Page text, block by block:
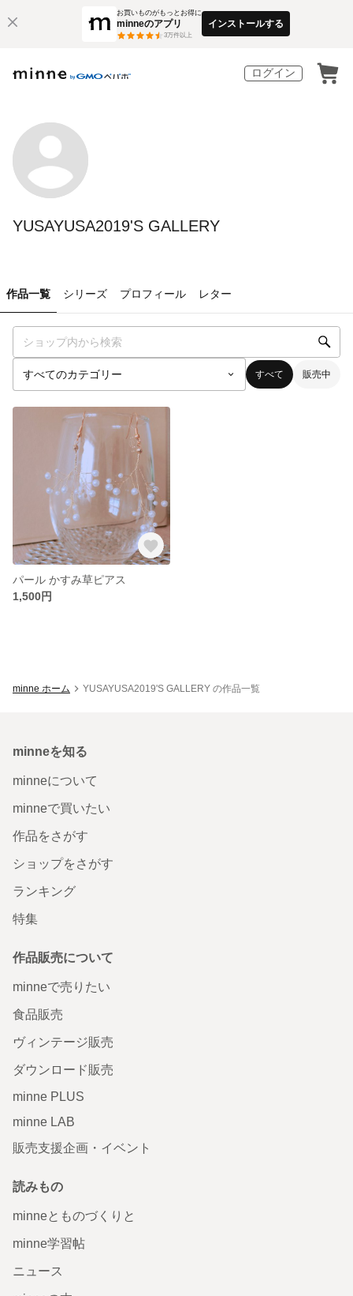
お買いものがもっとお得に
minneのアプリ
3万件以上
インストールする
ログイン
YUSAYUSA2019'S GALLERY
作品一覧 シリーズ プロフィール レター
すべて 販売中
パール かすみ草ピアス
1,500円
minne ホーム YUSAYUSA2019'S GALLERY の作品一覧
minneを知る
minneについて
minneで買いたい
作品をさがす
ショップをさがす
ランキング
特集
作品販売について
minneで売りたい
食品販売
ヴィンテージ販売
ダウンロード販売
minne PLUS
minne LAB
販売支援企画・イベント
読みもの
minneとものづくりと
minne学習帖
ニュース